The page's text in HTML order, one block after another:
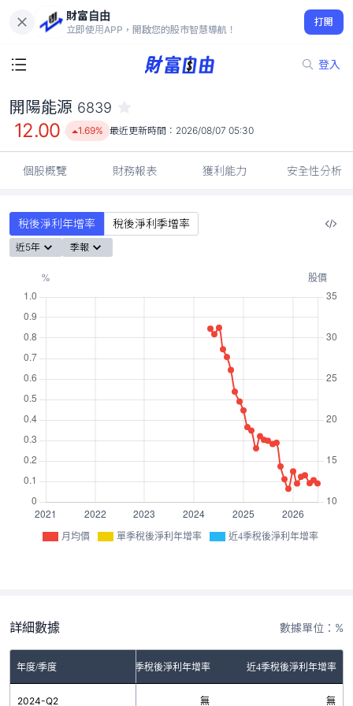
財富自由
立即使用APP，開啟您的股市智慧導航！
打開
登入
12.00
1.69%
開陽能源 6839
12.00 1.69% 最近更新時間： 2026/08/07 05:30
個股概覽 財務報表 獲利能力 安全性分析
稅後淨利年增率 稅後淨利季增率
近5年 季報
月均價 單季稅後淨利年增率 近4季稅後淨利年增率
詳細數據 數據單位：%
年度/季度 單季稅後淨利年增率 近4季稅後淨利年增率
2024-Q2 無 無